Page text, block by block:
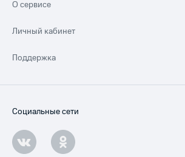
О сервисе
Личный кабинет
Поддержка
Социальные сети